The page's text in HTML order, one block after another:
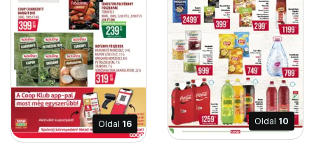
Oldal 16 Oldal 10